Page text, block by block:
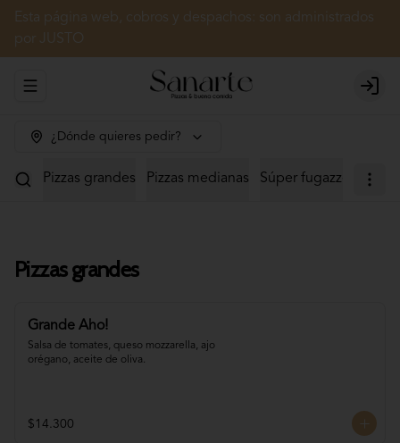
Esta página web, cobros y despachos: son administrados
por JUSTO
Abrir menu de navegación Login
¿Dónde quieres pedir?
Pizzas grandes Pizzas medianas Súper fugazzetas
Pizzas grandes
Grande Aho!
Salsa de tomates, queso mozzarella, ajo
orégano, aceite de oliva.
$14.300